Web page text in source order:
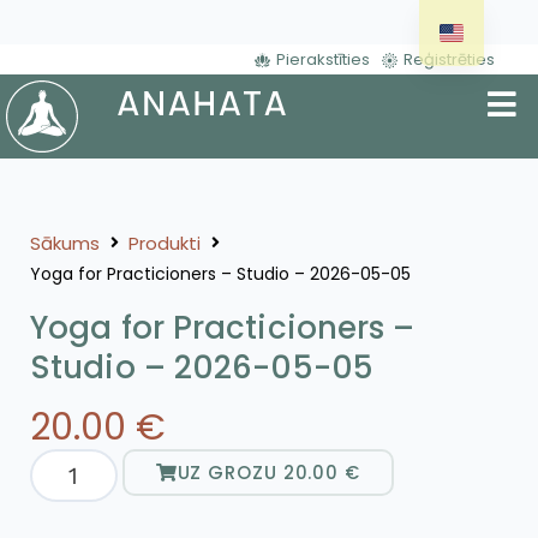
Pierakstīties Reģistrēties
Sākums Produkti
Yoga for Practicioners – Studio – 2026-05-05
Yoga for Practicioners –
Studio – 2026-05-05
20.00 €
UZ GROZU 20.00 €